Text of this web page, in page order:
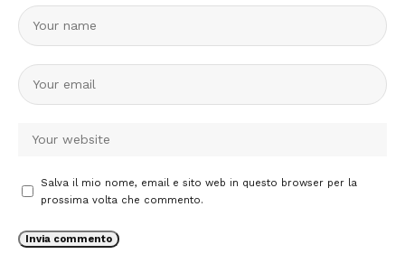
Salva il mio nome, email e sito web in questo browser per la
prossima volta che commento.